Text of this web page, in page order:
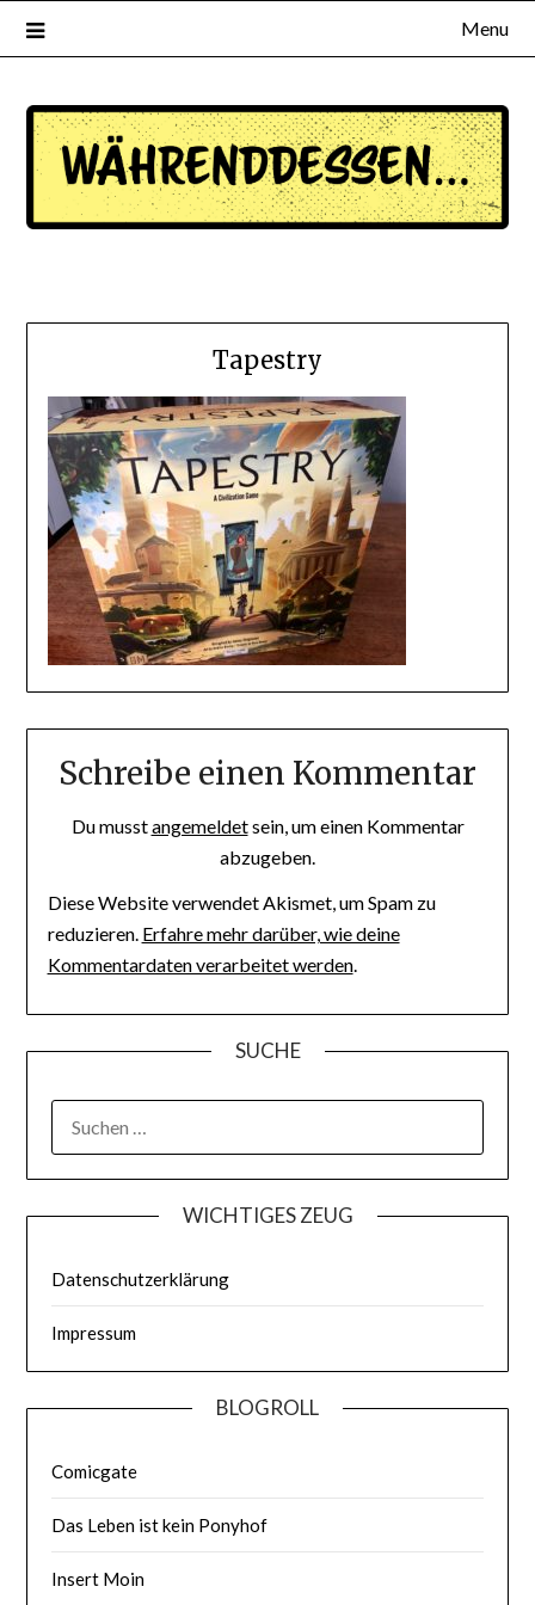
Menu
Tapestry
Schreibe einen Kommentar
Du musstangemeldetsein, um einen Kommentar
abzugeben.
Diese Website verwendet Akismet, um Spam zu
reduzieren. Erfahre mehr darüber, wie deine
Kommentardaten verarbeitet werden.
SUCHE
WICHTIGES ZEUG
Datenschutzerklärung
Impressum
BLOGROLL
Comicgate
Das Leben ist kein Ponyhof
Insert Moin